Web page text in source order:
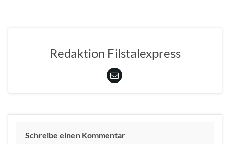
Redaktion Filstalexpress
Schreibe einen Kommentar